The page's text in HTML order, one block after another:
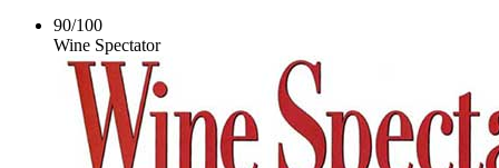
90/100
Wine Spectator